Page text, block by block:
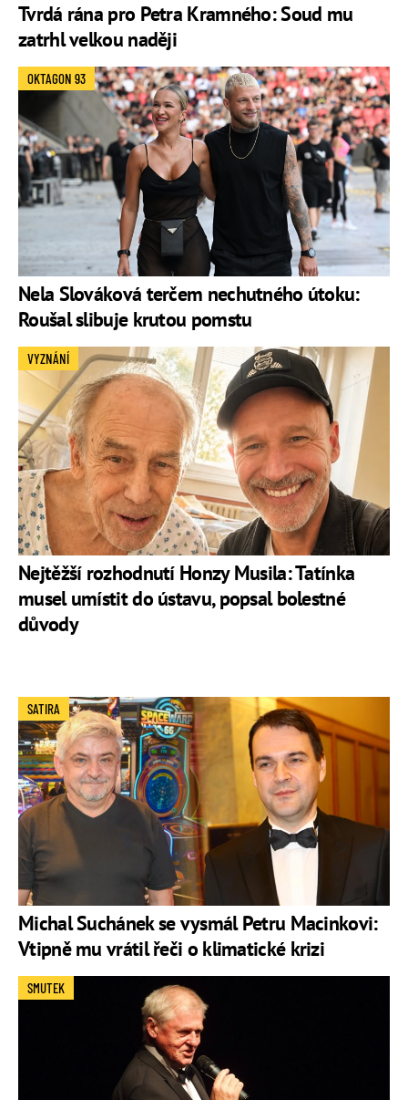
Tvrdá rána pro Petra Kramného: Soud mu
zatrhl velkou naději
Nela Slováková terčem nechutného útoku:
Roušal slibuje krutou pomstu
OKTAGON 93
Nejtěžší rozhodnutí Honzy Musila: Tatínka
musel umístit do ústavu, popsal bolestné
důvody
VYZNÁNÍ
Michal Suchánek se vysmál Petru Macinkovi:
Vtipně mu vrátil řeči o klimatické krizi
SATIRA
SMUTEK